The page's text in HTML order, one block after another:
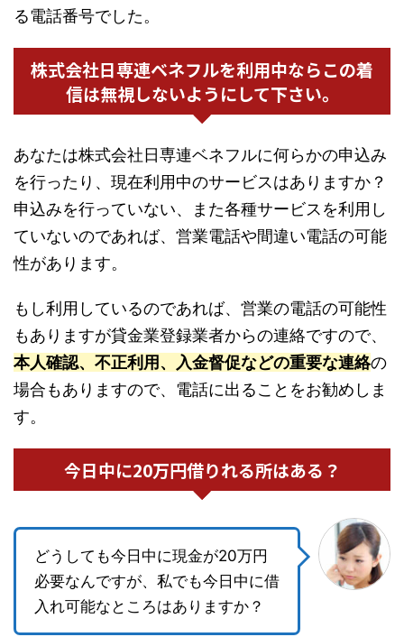
る電話番号でした。
株式会社日専連ベネフルを利用中ならこの着
信は無視しないようにして下さい。
あなたは株式会社日専連ベネフルに何らかの申込み
を行ったり、現在利用中のサービスはありますか？
申込みを行っていない、また各種サービスを利用し
ていないのであれば、営業電話や間違い電話の可能
性があります。
もし利用しているのであれば、営業の電話の可能性
もありますが貸金業登録業者からの連絡ですので、
本人確認、不正利用、入金督促などの重要な連絡の
場合もありますので、電話に出ることをお勧めしま
す。
今日中に20万円借りれる所はある？
どうしても今日中に現金が20万円
必要なんですが、私でも今日中に借
入れ可能なところはありますか？